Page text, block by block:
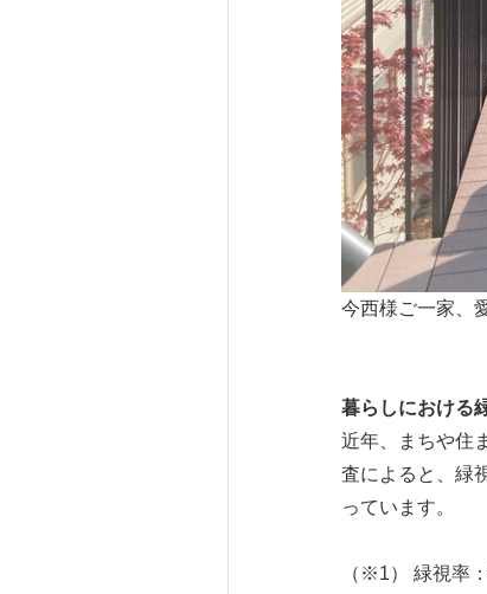
今西様ご一家、
暮らしにおける
近年、まちや住
査によると、緑
っています。
（※1） 緑視率